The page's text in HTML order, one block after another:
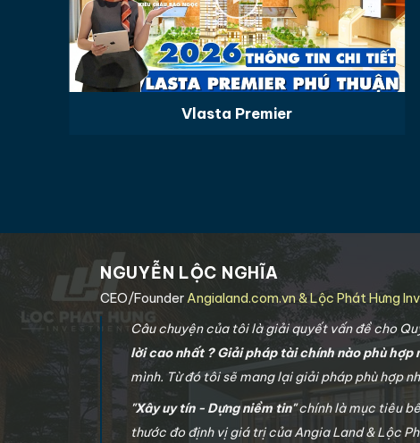
Vlasta Premier
NGUYỄN LỘC NGHĨA
CEO/FounderAngialand.com.vn & Lộc Phát Hưng
Câu chuyện của tôi là giải quyết vấn đề cho
lời cao nhất ? Giải pháp tài chính nào phù hợp
mình. Từ đó tôi sẽ mang lại giải pháp phù hợp
"Xây uy tín - Dựng niềm tin"chính là mục tiêu
thước đo định vị giá trị của Angia Land & Lộc